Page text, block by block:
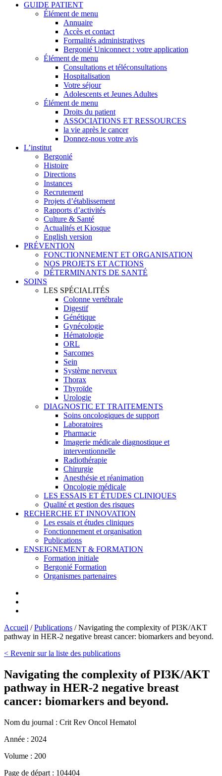
GUIDE PATIENT
Élément de menu
Annuaire
Accès et contact
Formalités administratives
Bergonié Uniconnect : votre application
Élément de menu
Consultations et téléconsultations
Hospitalisation
Votre séjour
Adolescents et Jeunes Adultes
Élément de menu
Droits du patient
ASSOCIATIONS ET RESSOURCES
la vie après le cancer
Donnez-nous votre avis
L’institut
Bergonié
Histoire
Directions
Instances
Recrutement
Projets d’établissement
Rapports d’activités
Culture & Santé
Actualités et Kiosque
English version
PRÉVENTION
FONCTIONNEMENT ET ORGANISATION
NOS PROJETS ET ACTIONS
DÉTERMINANTS DE SANTÉ
SOINS
LES SPÉCIALITÉS
Colonne vertébrale
Digestif
Génétique
Gynécologie
Hématologie
ORL
Sarcomes
Sein
Système nerveux
Thorax
Thyroïde
Urologie
DIAGNOSTIC ET TRAITEMENTS
Soins oncologiques de support
Laboratoires
Pharmacie
Imagerie médicale diagnostique et
interventionnelle
Radiothérapie
Chirurgie
Anesthésie et réanimation
Oncologie médicale
LES ESSAIS ET ÉTUDES CLINIQUES
Qualité et gestion des risques
RECHERCHE ET INNOVATION
Les essais et études cliniques
Fonctionnement et organisation
Publications
ENSEIGNEMENT & FORMATION
Formation initiale
Bergonié Formation
Organismes partenaires
Accueil /Publications /Navigating the complexity of PI3K/AKT
pathway in HER-2 negative breast cancer: biomarkers and beyond.
< Revenir sur la liste des publications
Navigating the complexity of PI3K/AKT
pathway in HER-2 negative breast
cancer: biomarkers and beyond.
Nom du journal : Crit Rev Oncol Hematol
Année : 2024
Volume : 200
Page de départ : 104404